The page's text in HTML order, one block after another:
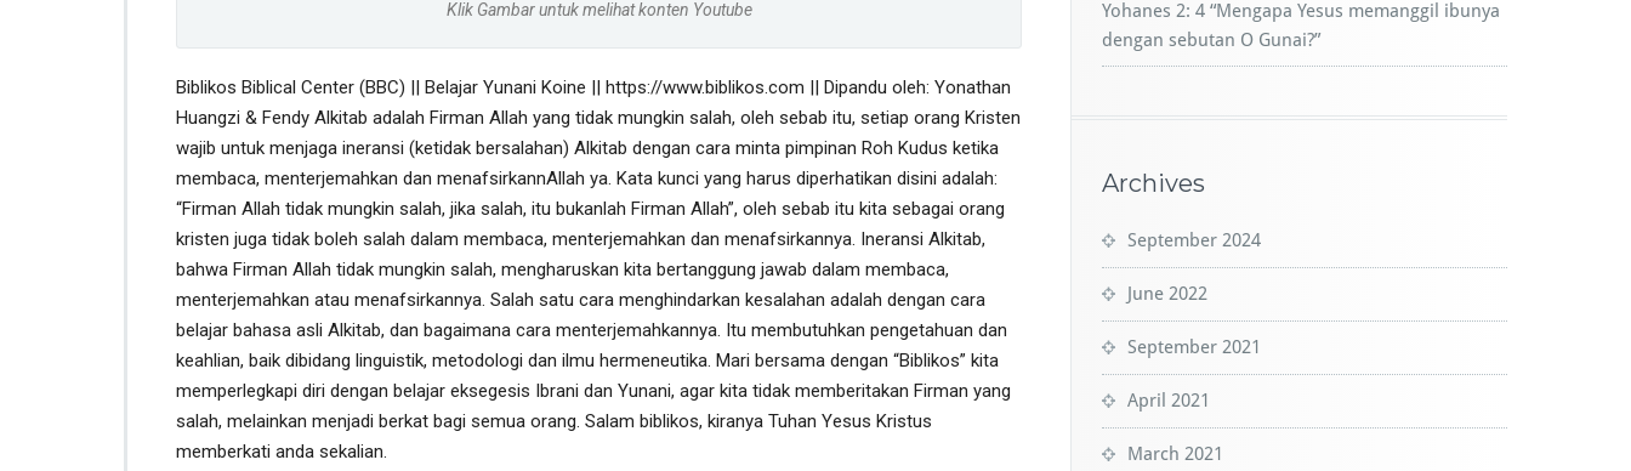
Klik Gambar untuk melihat konten Youtube
Biblikos Biblical Center (BBC) || Belajar Yunani Koine || https://www.biblikos.com || Dipandu oleh: Yonathan
Huangzi & Fendy Alkitab adalah Firman Allah yang tidak mungkin salah, oleh sebab itu, setiap orang Kristen
wajib untuk menjaga ineransi (ketidak bersalahan) Alkitab dengan cara minta pimpinan Roh Kudus ketika
membaca, menterjemahkan dan menafsirkannAllah ya. Kata kunci yang harus diperhatikan disini adalah:
“Firman Allah tidak mungkin salah, jika salah, itu bukanlah Firman Allah”, oleh sebab itu kita sebagai orang
kristen juga tidak boleh salah dalam membaca, menterjemahkan dan menafsirkannya. Ineransi Alkitab,
bahwa Firman Allah tidak mungkin salah, mengharuskan kita bertanggung jawab dalam membaca,
menterjemahkan atau menafsirkannya. Salah satu cara menghindarkan kesalahan adalah dengan cara
belajar bahasa asli Alkitab, dan bagaimana cara menterjemahkannya. Itu membutuhkan pengetahuan dan
keahlian, baik dibidang linguistik, metodologi dan ilmu hermeneutika. Mari bersama dengan “Biblikos” kita
memperlegkapi diri dengan belajar eksegesis Ibrani dan Yunani, agar kita tidak memberitakan Firman yang
salah, melainkan menjadi berkat bagi semua orang. Salam biblikos, kiranya Tuhan Yesus Kristus
memberkati anda sekalian.
Yohanes 2: 4 “Mengapa Yesus memanggil ibunya
dengan sebutan O Gunai?”
Archives
September 2024
June 2022
September 2021
April 2021
March 2021